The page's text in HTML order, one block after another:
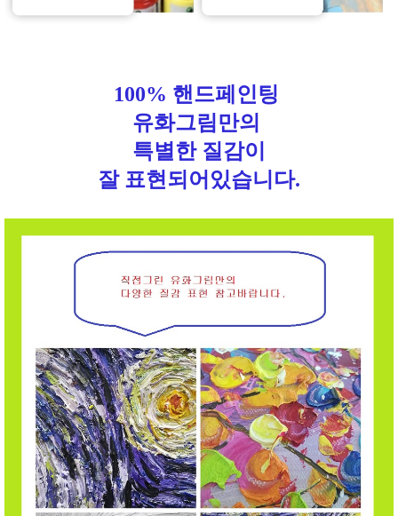
100% 핸드페인팅
유화그림만의
특별한 질감이
잘 표현되어있습니다.